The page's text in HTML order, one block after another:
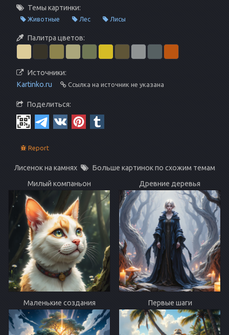
Темы картинки:
Животные Лес Лисы
Палитра цветов:
Источники:
Kartinko.ru
Ссылка на источник не указана
Поделиться:
Report
Лисенок на камнях
Больше картинок по схожим темам
Милый компаньон
Древние деревья
Маленькие создания Первые шаги